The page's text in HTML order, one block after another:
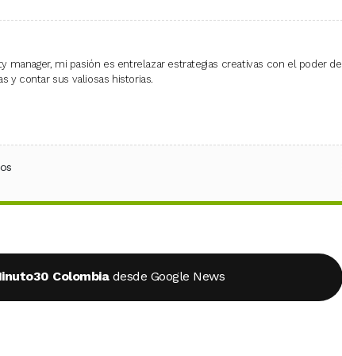
mi pasión es entrelazar estrategias creativas con el poder de
y contar sus valiosas historias.
WhatsApp
Colombia desde Google News